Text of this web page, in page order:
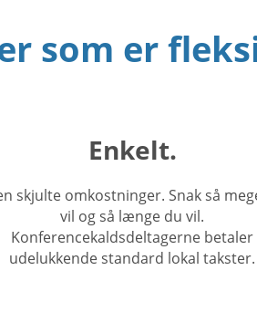
som er
Enkelt.
skjulte omkostninger. Snak så
vil og så længe du vil.
Konferencekaldsdeltagerne betaler
udelukkende standard lokal takster.